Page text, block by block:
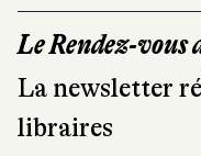
Le Rendez-vous
La newsletter
libraires